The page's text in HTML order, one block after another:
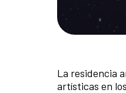
La residencia
artísticas en